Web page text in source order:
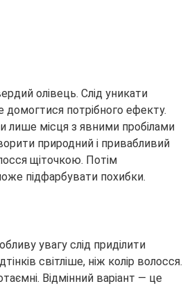
олівець. Слід уникати
домогтися потрібного ефекту.
лише місця з явними пробілами
природний і привабливий
щіточкою. Потім
підфарбувати похибки.
увагу слід приділити
світліше, ніж колір волосся.
Відмінний варіант — це